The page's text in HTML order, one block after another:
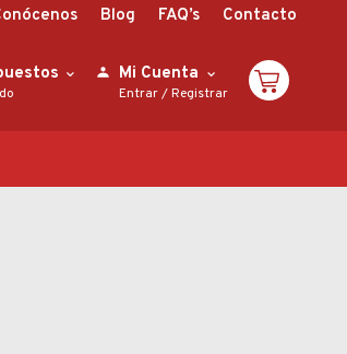
Blog FAQ’s Contacto
Mi Cuenta
Entrar/Registrar